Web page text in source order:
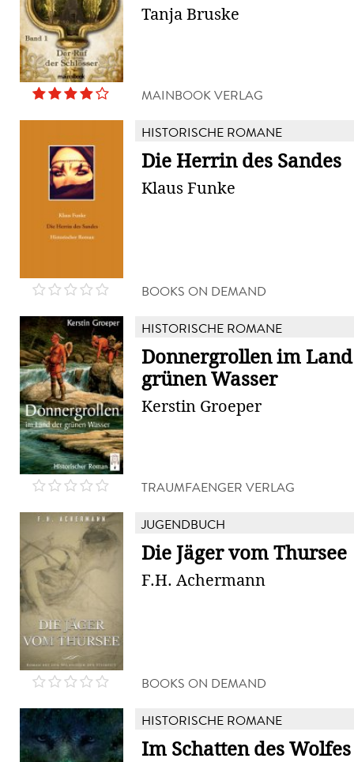
Tanja Bruske
MAINBOOK VERLAG
HISTORISCHE ROMANE
Die Herrin des Sandes
Klaus Funke
BOOKS ON DEMAND
HISTORISCHE ROMANE
Donnergrollen im
grünen Wasser
Kerstin Groeper
TRAUMFAENGER VERLAG
JUGENDBUCH
Die Jäger vom Thursee
F.H. Achermann
BOOKS ON DEMAND
HISTORISCHE ROMANE
Im Schatten des Wolfes